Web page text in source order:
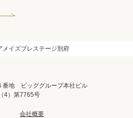
メイズブレステージ別府
番地 ビッググループ本社ビル
4）第7765号
会社概要